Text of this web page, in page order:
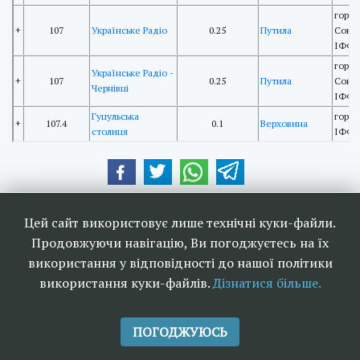
+ 107 Українське Радіо 0.25 Путила
гора
+ 107
Українське Радіо -
Чернівці
0.25 Путила
гора
+ 107.4
Гуцульська
столиця
0.1 Верховина
гора
Цей сайт використовує лише технічні куки-файли.
Продовжуючи навігацію, Ви погоджуєтесь на їх
використання у відповідності до нашої політики
використання куки-файлів.Дізнатися більше.
ПОГОДЖУЮСЬ
радіомовлення в Україні 2006-